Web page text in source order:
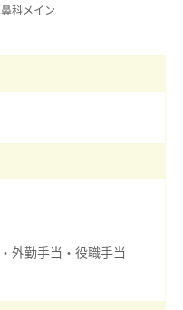
科メイン
外勤手当・役職手当